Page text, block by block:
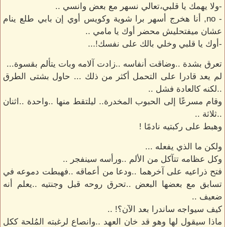
-ولا يهمك يا قلبي،تعالي نسهر مع بعض وانسي ..
- no, أنا هخرج أسهر برا شوية وكويس أوي إن بابي طلع ينام
عشان ميفتحليش محضر أوك يا مامي ..
-أوك يا قلبي وخلي بالك على نفسك!...
تعرق بشدة ..وضاقت أنفاسه ..زادت آلامه وبات يتألم بقسوة...
لم يعد قادرا على التحمل أكثر من ذلك ... حاول بشتى الطرق
..لكنه كالعادة فشل ..
وقام مسرعًا إلى الحبوب المخدرة.. ليلتقط منها ..واحدة ..اثنان
..ثلاثة ..
وهبط على ركبتيه نادمًا !
ولكن ما الذي يفعله ...
وكل عظامه تتآكل من الألم ..ورأسه سينفجر ..
فتح ذراعيه على آخرهما ..ودعا من أعماقه ..فهبطت دموعه في
تسابق مع بعضها البعض ..تحرق روحه قبل وجنتيه ..يعلم أنه
ضعيف ..
كيف سيواجه ساندرا بعد الآن؟! ..
ماذا سيقول لها وهو قد خان العهد ..وانصاع لرغبته المُلحة ككل